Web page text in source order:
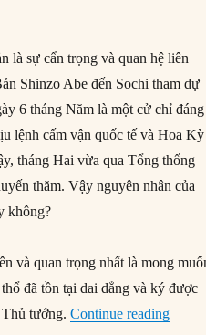
là sự cẩn trọng và quan hệ liên
Shinzo Abe đến Sochi tham dự
6 tháng Năm là một cử chỉ đáng
lệnh cấm vận quốc tế và Hoa Kỳ
tháng Hai vừa qua Tổng thống
thăm. Vậy nguyên nhân của
không?
và quan trọng nhất là mong
đã tồn tại dai dẳng và ký được
Thủ tướng.Continue reading